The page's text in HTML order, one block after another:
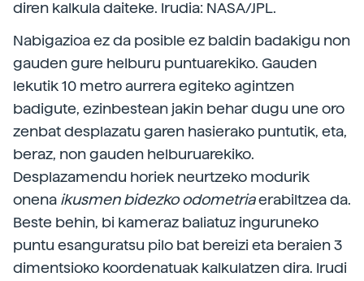
diren kalkula daiteke. Irudia: NASA/JPL.
Nabigazioa ez da posible ez baldin badakigu non
gauden gure helburu puntuarekiko. Gauden
lekutik 10 metro aurrera egiteko agintzen
badigute, ezinbestean jakin behar dugu une oro
zenbat desplazatu garen hasierako puntutik, eta,
beraz, non gauden helburuarekiko.
Desplazamendu horiek neurtzeko modurik
onena ikusmen bidezko odometriaerabiltzea da.
Beste behin, bi kameraz baliatuz inguruneko
puntu esanguratsu pilo bat bereizi eta beraien 3
dimentsioko koordenatuak kalkulatzen dira. Irudi